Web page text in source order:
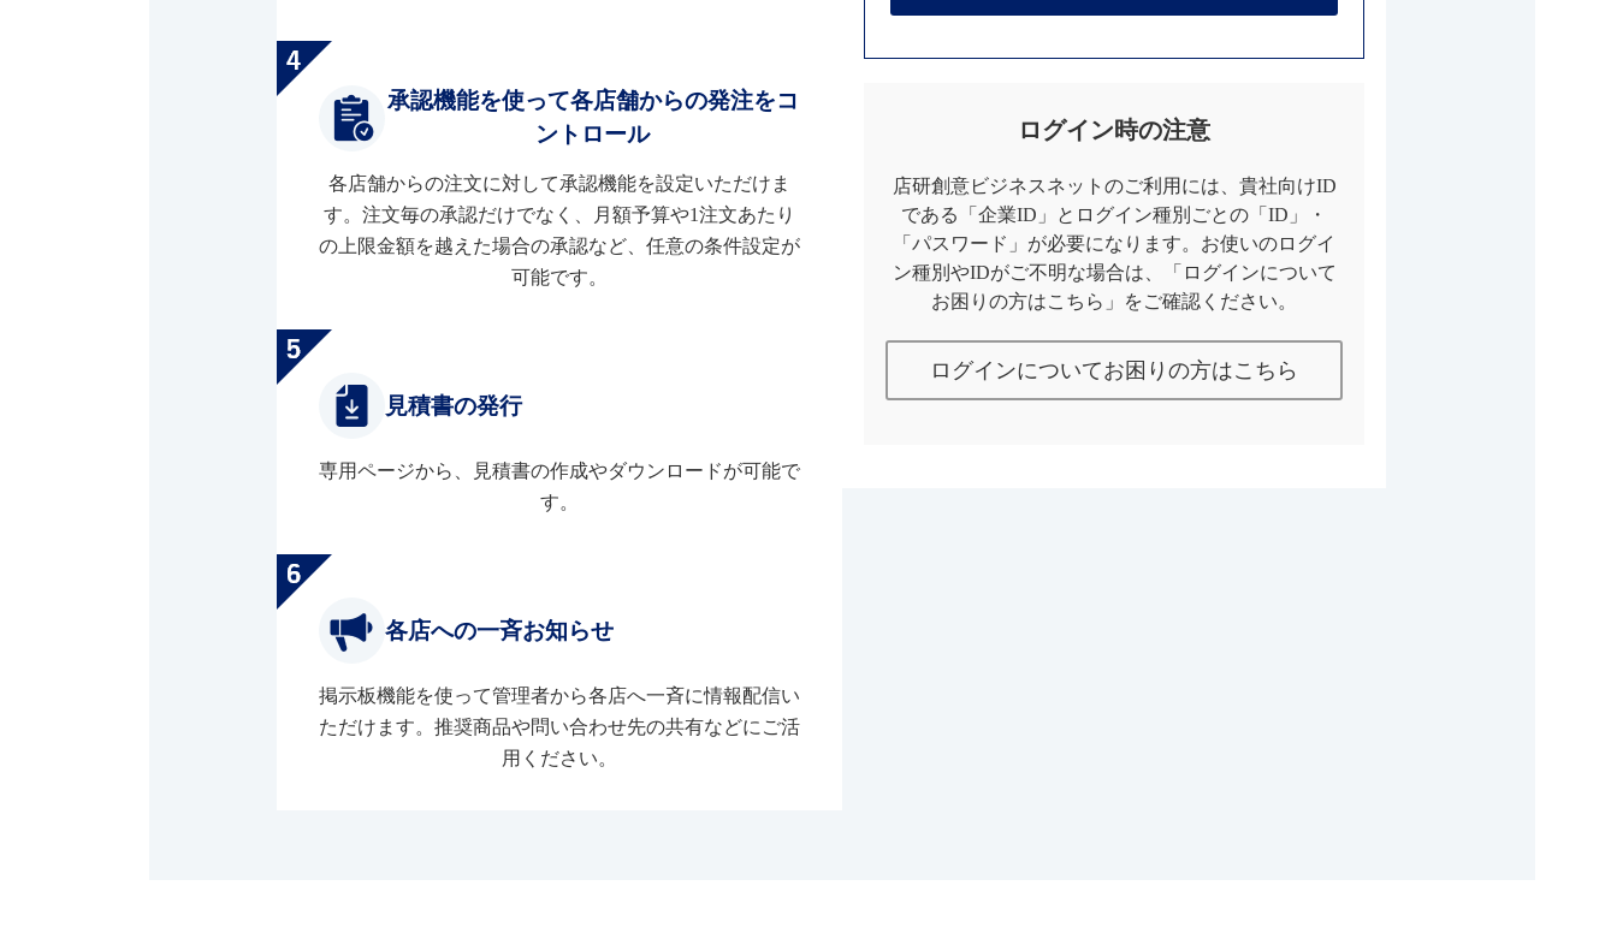
承認機能を使って各店舗からの発注をコ
ントロール
各店舗からの注文に対して承認機能を設定いただけま
す。注文毎の承認だけでなく、月額予算や1注文あたり
の上限金額を越えた場合の承認など、任意の条件設定が
可能です。
見積書の発行
専用ページから、見積書の作成やダウンロードが可能で
す。
各店への一斉お知らせ
掲示板機能を使って管理者から各店へ一斉に情報配信い
ただけます。推奨商品や問い合わせ先の共有などにご活
用ください。
ログイン時の注意
店研創意ビジネスネットのご利用には、貴社向けID
である「企業ID」とログイン種別ごとの「ID」・
「パスワード」が必要になります。お使いのログイ
ン種別やIDがご不明な場合は、「ログインについて
お困りの方はこちら」をご確認ください。
ログインについてお困りの方はこちら